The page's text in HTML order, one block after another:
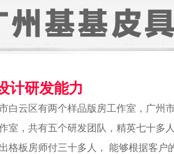
计研发能力
白云区有两个样品版房工作室，广州
室，共有五个研发团队，精英七十多
格板房师付三十多人， 能够根据客户